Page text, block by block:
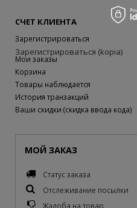
СЧЕТ КЛИЕНТА
Зарегистрироваться
Зарегистрироваться (kopia)
Мои заказы
Корзина
Товары наблюдается
История транзакций
Ваши скидки (скидка ввода кода)
МОЙ ЗАКАЗ
Статус заказа
Отслеживание посылки
Жалоба на товар